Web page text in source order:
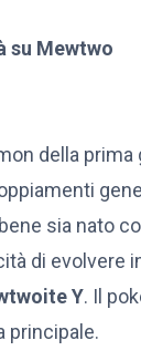
su Mewtwo
della
sia nato
di evolvere
Y. Il
principale.